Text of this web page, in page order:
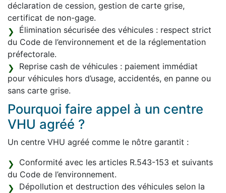
déclaration de cession, gestion de carte grise,
certificat de non-gage.
Élimination sécurisée des véhicules : respect strict
du Code de l’environnement et de la réglementation
préfectorale.
Reprise cash de véhicules : paiement immédiat
pour véhicules hors d’usage, accidentés, en panne ou
sans carte grise.
Pourquoi faire appel à un centre
VHU agréé ?
Un centre VHU agréé comme le nôtre garantit :
Conformité avec les articles R.543-153 et suivants
du Code de l’environnement.
Dépollution et destruction des véhicules selon la